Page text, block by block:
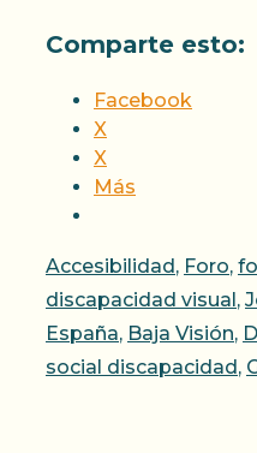
Comparte esto:
Facebook
X
X
Más
Categorías
Accesibilidad, Foro,
discapacidad visual,
España, Baja Visión,
social discapacidad,